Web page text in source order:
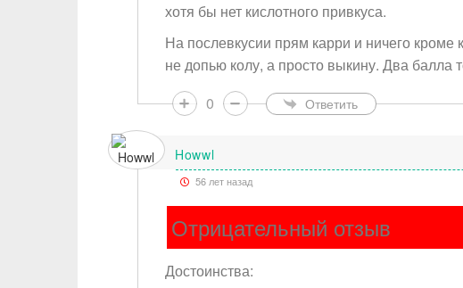
хотя бы нет кислотного привкуса.
На послевкусии прям карри и ничего кроме
не допью колу, а просто выкину. Два балла
0
Ответить
Howwl
56 лет назад
Отрицательный отзыв
Достоинства:
Сообщение